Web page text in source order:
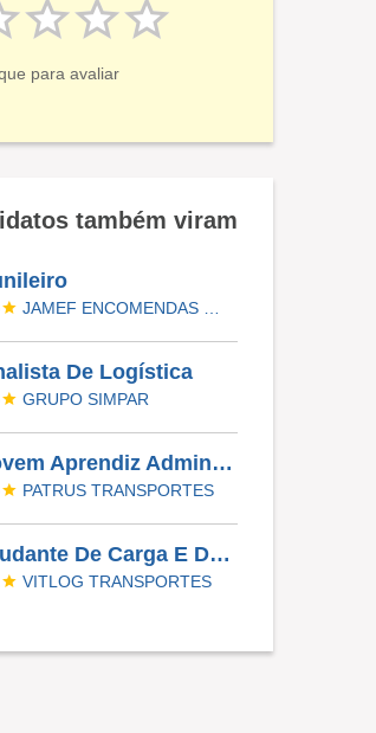
para avaliar
também viram
De Logística
GRUPO SIMPAR
Jovem Aprendiz Administrativo
PATRUS TRANSPORTES
Ajudante De Carga E Descarga
VITLOG TRANSPORTES